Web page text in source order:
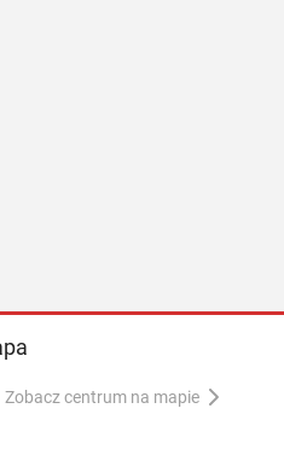
Zobacz centrum na mapie